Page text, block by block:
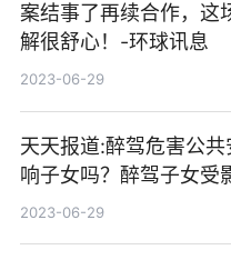
案结事了再续合作，这
解很舒心！-环球讯息
2023-06-29
天天报道:醉驾危害公共
响子女吗？醉驾子女受
2023-06-29